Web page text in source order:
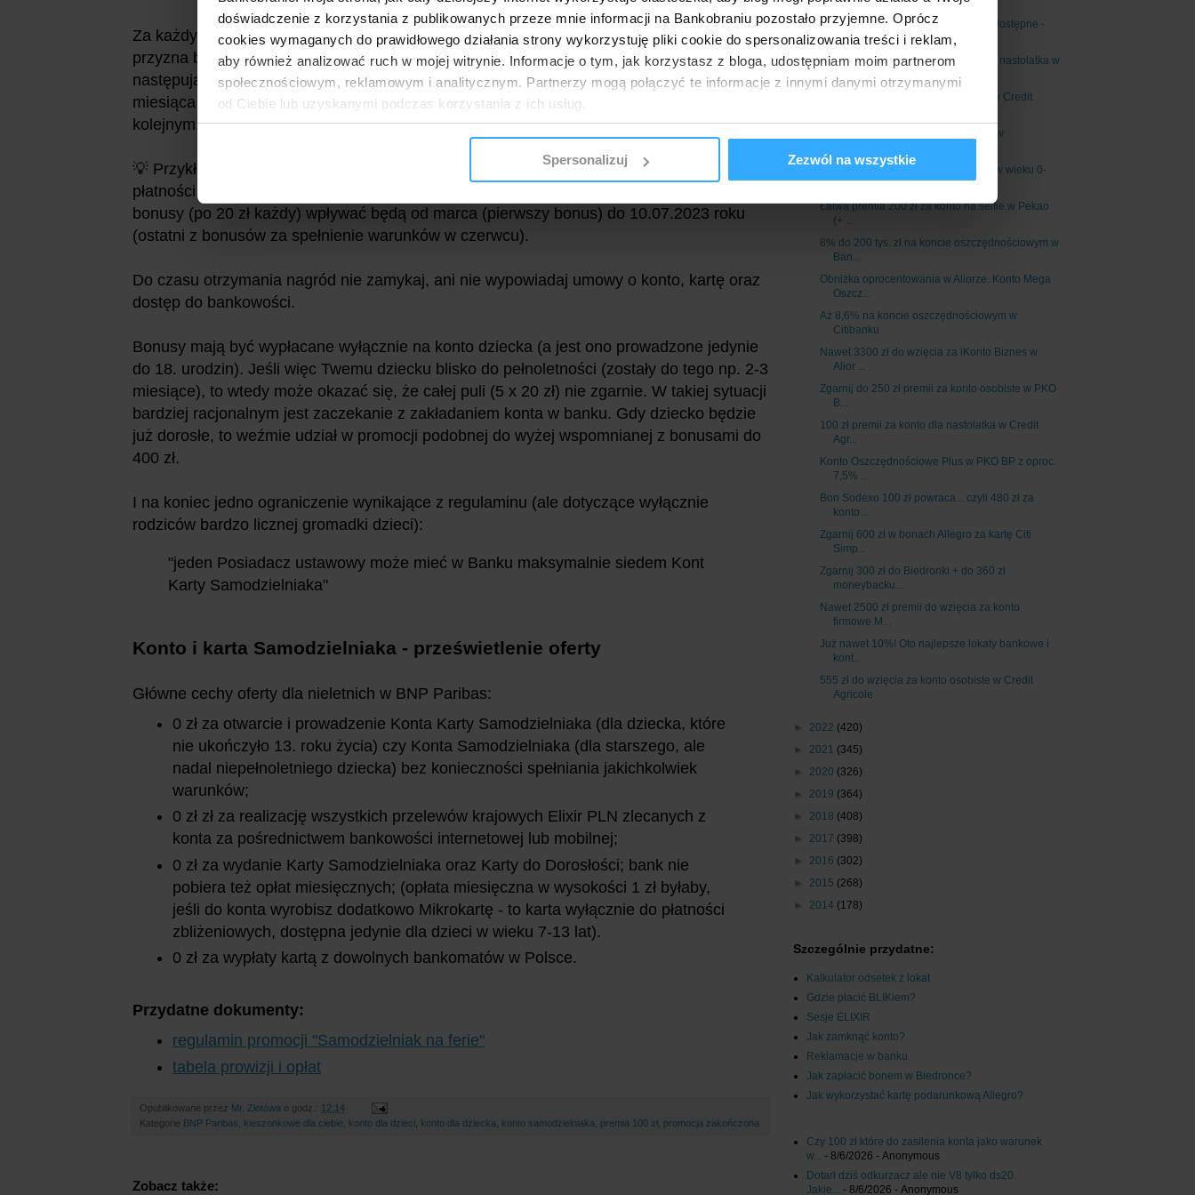
doświadczenie z korzystania z publikowanych przeze mnie informacji na Bankobraniu pozostało przyjemne. Oprócz
cookies wymaganych do prawidłowego działania strony wykorzystuję pliki cookie do spersonalizowania treści i reklam,
aby również analizować ruch w mojej witrynie. Informacje o tym, jak korzystasz z bloga, udostępniam moim partnerom
społecznościowym, reklamowym i analitycznym. Partnerzy mogą połączyć te informacje z innymi danymi otrzymanymi
od Ciebie lub uzyskanymi podczas korzystania z ich usług.
Spersonalizuj Zezwól na wszystkie
Za każdy miesiąc, w którym dziecko spełni wyżej wymieniony warunek (5 płatności) bank
przyzna bonus 20 zł. Wypłata przewidziana jest do 10. dnia miesiąca kalendarzowego
następującego po miesiącu spełnienia warunku uzyskania bonusu (jeśli 10. dzień
miesiąca przypadnie w dniu wolnym od pracy, to bonusu należy spodziewać się w
kolejnym, najbliższym dniu roboczym).
💡 Przykładowo: jeśli konto dla dziecka zostanie otwarte w styczniu, to warunki (po 5
płatności kartą miesięcznie) będzie należało spełniać od lutego do czerwca 2023 roku, a
bonusy (po 20 zł każdy) wpływać będą od marca (pierwszy bonus) do 10.07.2023 roku
(ostatni z bonusów za spełnienie warunków w czerwcu).
Do czasu otrzymania nagród nie zamykaj, ani nie wypowiadaj umowy o konto, kartę oraz
dostęp do bankowości.
Bonusy mają być wypłacane wyłącznie na konto dziecka (a jest ono prowadzone jedynie
do 18. urodzin). Jeśli więc Twemu dziecku blisko do pełnoletności (zostały do tego np. 2-3
miesiące), to wtedy może okazać się, że całej puli (5 x 20 zł) nie zgarnie. W takiej sytuacji
bardziej racjonalnym jest zaczekanie z zakładaniem konta w banku. Gdy dziecko będzie
już dorosłe, to weźmie udział w promocji podobnej do wyżej wspomnianej z bonusami do
400 zł.
I na koniec jedno ograniczenie wynikające z regulaminu (ale dotyczące wyłącznie
rodziców bardzo licznej gromadki dzieci):
"jeden Posiadacz ustawowy może mieć w Banku maksymalnie siedem Kont
Karty Samodzielniaka"
Konto i karta Samodzielniaka - prześwietlenie oferty
Główne cechy oferty dla nieletnich w BNP Paribas:
0 zł za otwarcie i prowadzenie Konta Karty Samodzielniaka (dla dziecka, które
nie ukończyło 13. roku życia) czy Konta Samodzielniaka (dla starszego, ale
nadal niepełnoletniego dziecka) bez konieczności spełniania jakichkolwiek
warunków;
0 zł zł za realizację wszystkich przelewów krajowych Elixir PLN zlecanych z
konta za pośrednictwem bankowości internetowej lub mobilnej;
0 zł za wydanie Karty Samodzielniaka oraz Karty do Dorosłości; bank nie
pobiera też opłat miesięcznych; (opłata miesięczna w wysokości 1 zł byłaby,
jeśli do konta wyrobisz dodatkowo Mikrokartę - to karta wyłącznie do płatności
zbliżeniowych, dostępna jedynie dla dzieci w wieku 7-13 lat).
0 zł za wypłaty kartą z dowolnych bankomatów w Polsce.
Przydatne dokumenty:
regulamin promocji "Samodzielniak na ferie"
tabela prowizji i opłat
Opublikowane przez Mr. Złotówa o godz.: 12:14
Kategorie BNP Paribas kieszonkowe dla ciebie konto dla dzieci konto dla dziecka konto samodzielniaka premia 100 zł promocja zakończona
Zobacz także:
8% na lokatach w VeloBanku nadal dostępne -
edycja...
Santander Bank: 100 zł z kontem dla nastolatka w
p...
Do 2400 zł premii za konto firmowe w Credit
Zgarnij 400 zł łatwej premii za konto w
100 zł na start za konto dla dziecka (w wieku 0-
17...
Łatwa premia 200 zł za konto na selfie w Pekao
(+ ...
8% do 200 tys. zł na koncie oszczędnościowym w
Ban...
Obniżka oprocentowania w Aliorze. Konto Mega
Oszcz...
Aż 8,6% na koncie oszczędnościowym w
Citibanku
Nawet 3300 zł do wzięcia za iKonto Biznes w
Alior ...
Zgarnij do 250 zł premii za konto osobiste w PKO
B...
100 zł premii za konto dla nastolatka w Credit
Agr...
Konto Oszczędnościowe Plus w PKO BP z oproc.
7,5% ...
Bon Sodexo 100 zł powraca... czyli 480 zł za
konto...
Zgarnij 600 zł w bonach Allegro za kartę Citi
Simp...
Zgarnij 300 zł do Biedronki + do 360 zł
moneybacku...
Nawet 2500 zł premii do wzięcia za konto
firmowe M...
Już nawet 10%! Oto najlepsze lokaty bankowe i
kont...
555 zł do wzięcia za konto osobiste w Credit
Agricole
► 2022 (420)
► 2021 (345)
► 2020 (326)
► 2019 (364)
► 2018 (408)
► 2017 (398)
► 2016 (302)
► 2015 (268)
► 2014 (178)
Szczególnie przydatne:
Kalkulator odsetek z lokat
Gdzie płacić BLIKiem?
Sesje ELIXIR
Jak zamknąć konto?
Reklamacje w banku
Jak zapłacić bonem w Biedronce?
Jak wykorzystać kartę podarunkową Allegro?
Czy 100 zł które do zasilenia konta jako warunek
w... - 8/6/2026 - Anonymous
Dotarł dziś odkurzacz ale nie V8 tylko ds20.
Jakie... - 8/6/2026 - Anonymous